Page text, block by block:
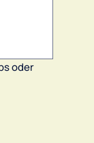
oder